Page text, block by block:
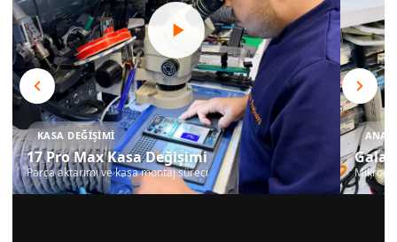
KASA DEĞIŞIMI
17 Pro Max Kasa Değişimi
Parça aktarımı ve kasa montaj süreci